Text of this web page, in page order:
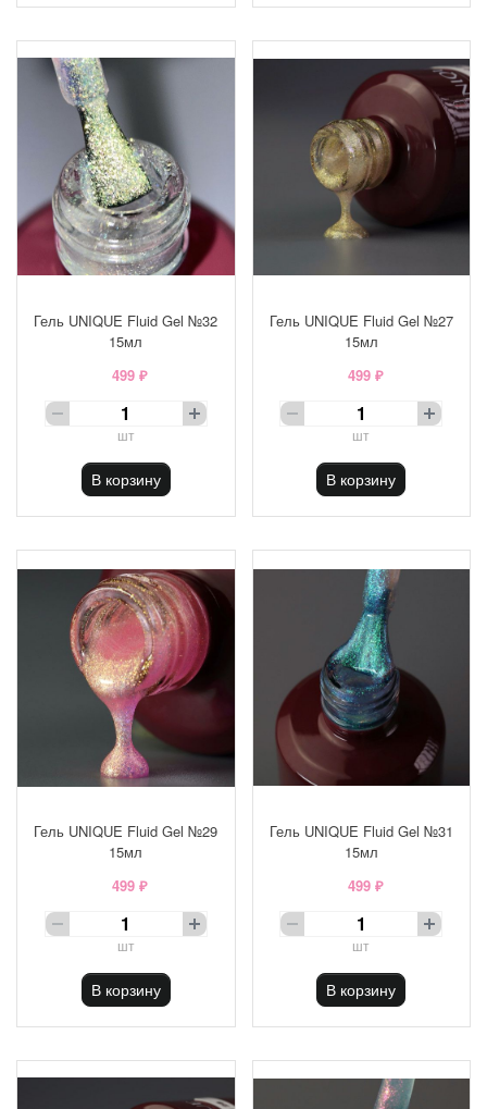
Гель UNIQUE Fluid Gel №32
15мл
499 ₽
шт
В корзину
Гель UNIQUE Fluid Gel №27
15мл
499 ₽
шт
В корзину
Гель UNIQUE Fluid Gel №29
15мл
499 ₽
шт
В корзину
Гель UNIQUE Fluid Gel №31
15мл
499 ₽
шт
В корзину